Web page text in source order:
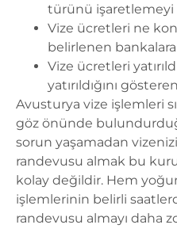
türünü
Vize ücretleri ne
belirlenen bankalara
Vize ücretleri
yatırıldığını
Avusturya vize işlemleri
göz önünde
sorun yaşamadan
randevusu almak bu
kolay değildir. Hem
işlemlerinin belirli
randevusu almayı daha